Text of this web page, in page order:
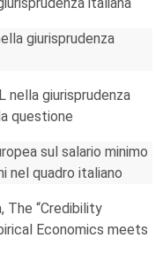
giurisprudenza
nella giurisprudenza
questione
sul salario minimo
nel quadro italiano
The “Credibility
Economics meets